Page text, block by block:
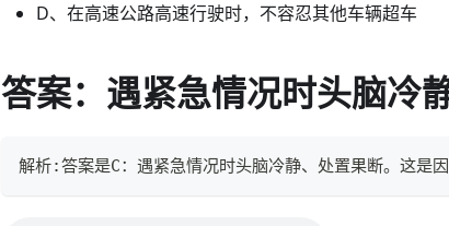
D、在高速公路高速行驶时，不容忍其他车辆超车
答案：遇紧急情况时头脑冷
解析:答案是C：遇紧急情况时头脑冷静、处置果断。这是